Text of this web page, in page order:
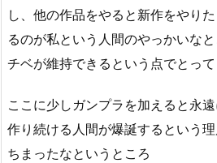
し、他の作品をやると新作をやり
るのが私という人間のやっかいな
チベが維持できるという点でとって
ここに少しガンプラを加えると永
作り続ける人間が爆誕するという
ちまったなというところ